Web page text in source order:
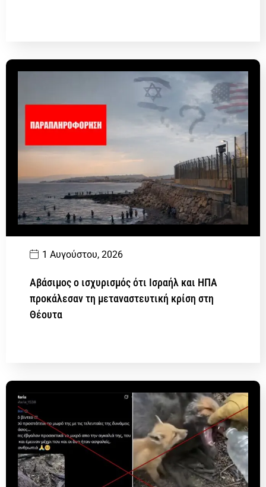
1 Αυγούστου, 2026
Αβάσιμος ο ισχυρισμός ότι Ισραήλ και ΗΠΑ
προκάλεσαν τη μεταναστευτική κρίση στη
Θέουτα